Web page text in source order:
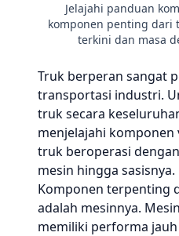
Jelajahi panduan
komponen penting dari
terkini dan masa
Truk berperan sangat
transportasi industri.
truk secara
menjelajahi
truk beroperasi
mesin hingga sasisnya.
Komponen terpenting
adalah mesinnya.
memiliki performa